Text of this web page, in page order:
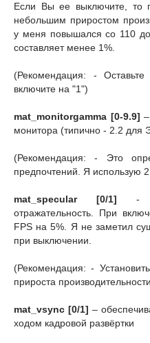
Если Вы ее выключите, то
небольшим приростом
у меня повышался со 110
составляет менее 1%.
(Рекомендация: -
включите на "1")
mat_monitorgamma [0-9.9]
монитора (типично - 2.2 для
(Рекомендация: - Это
предпочтений. Я использую
mat_specular [0/1] -
отражательность. При
FPS на 5%. Я не заметил
при выключении.
(Рекомендация: -
прироста
mat_vsync [0/1] –
ходом кадровой развёртки